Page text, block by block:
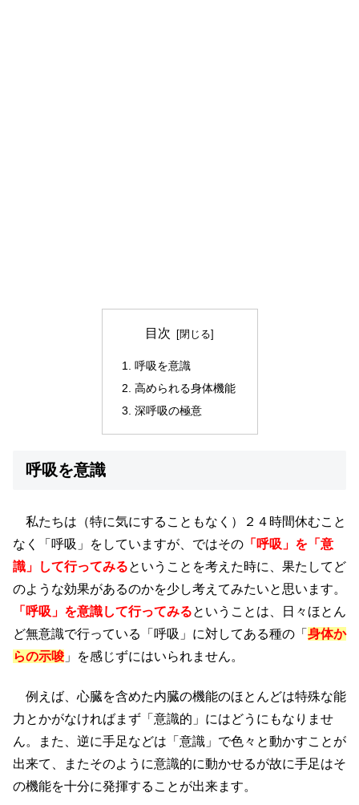
目次
呼吸を意識
高められる身体機能
深呼吸の極意
呼吸を意識
私たちは（特に気にすることもなく）２４時間休むこと
なく「呼吸」をしていますが、ではその 「呼吸」を「意
識」して行ってみるということを考えた時に、果たしてど
のような効果があるのかを少し考えてみたいと思います。
「呼吸」を意識して行ってみるということは、日々ほとん
ど無意識で行っている「呼吸」に対してある種の「 身体か
らの示唆 」を感じずにはいられません。
例えば、心臓を含めた内臓の機能のほとんどは特殊な能
力とかがなければまず「意識的」にはどうにもなりませ
ん。また、逆に手足などは「意識」で色々と動かすことが
出来て、またそのように意識的に動かせるが故に手足はそ
の機能を十分に発揮することが出来ます。